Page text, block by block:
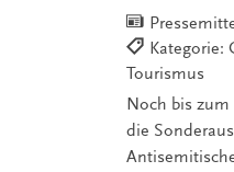
Kategorie:
Tourismus
Noch bis
die